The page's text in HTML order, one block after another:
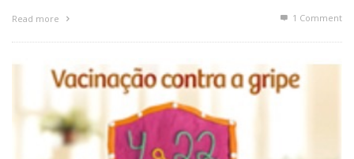
Read more 1 Comment